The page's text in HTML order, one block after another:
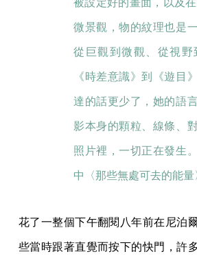
被設定好的畫面，以及
微景觀，物的紋理也是
從巨觀到微觀、從視野
《時差意識》到《遊目
達的話更少了，她的語
影本身的顆粒、線條、
照片裡，一切正在發生
中〈那些無處可去的能量
花了一整個下午翻閱八年前在尼泊
些當時跟著直覺而按下的快門，許